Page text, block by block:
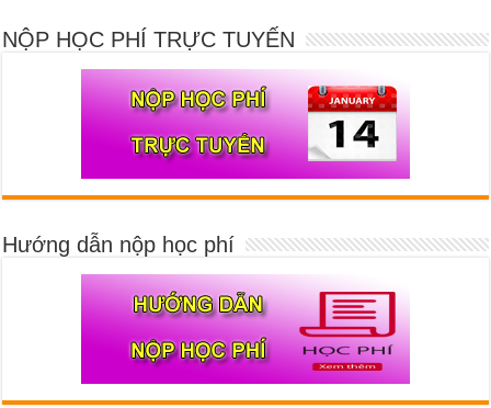
NỘP HỌC PHÍ TRỰC TUYẾN
Hướng dẫn nộp học phí